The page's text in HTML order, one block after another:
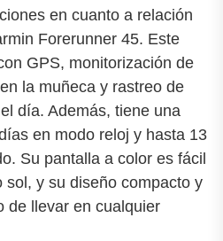
en cuanto a relación
Forerunner 45. Este
GPS, monitorización de
la muñeca y rastreo de
día. Además, tiene una
en modo reloj y hasta 13
Su pantalla a color es fácil
sol, y su diseño compacto y
de llevar en cualquier